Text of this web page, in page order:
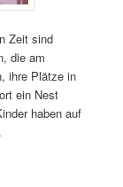
Zeit sind
die am
ihre Plätze in
ein Nest
haben auf